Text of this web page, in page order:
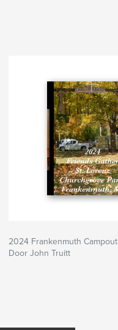
2024 Frankenmuth Campout
Door John Truitt